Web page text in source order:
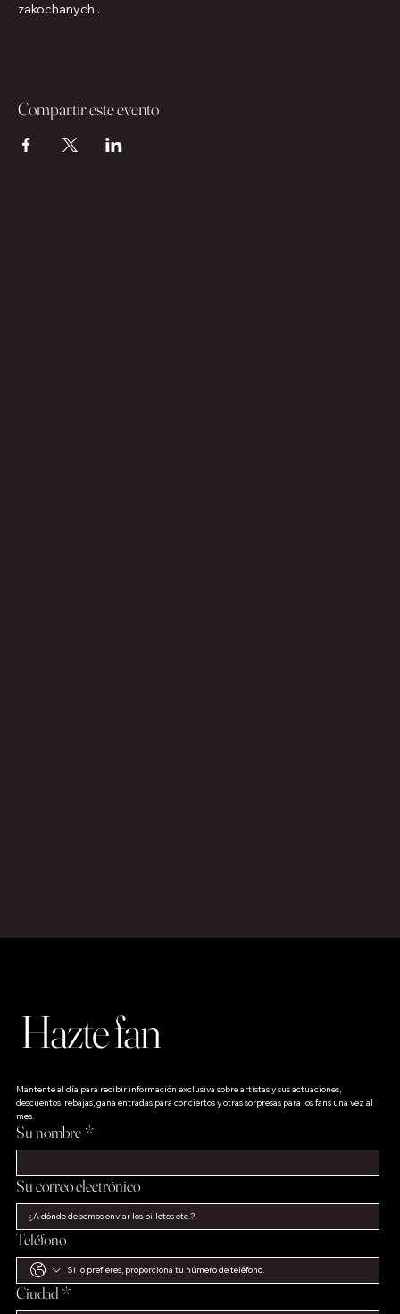
zakochanych..
Compartir este evento
Hazte fan
Mantente al día para recibir información exclusiva sobre artistas y sus actuaciones,
descuentos, rebajas, gana entradas para conciertos y otras sorpresas para los fans una vez al
mes.
Su nombre *
Su correo electrónico
Teléfono
Ciudad *